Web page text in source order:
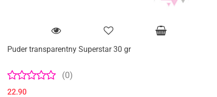
Puder transparentny Superstar 30 gr
(0)
22.90